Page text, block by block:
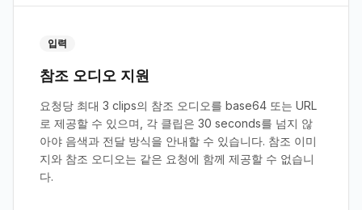
입력
참조 오디오 지원
요청당 최대 3 clips의 참조 오디오를 base64 또는 URL
로 제공할 수 있으며, 각 클립은 30 seconds를 넘지 않
아야 음색과 전달 방식을 안내할 수 있습니다. 참조 이미
지와 참조 오디오는 같은 요청에 함께 제공할 수 없습니
다.